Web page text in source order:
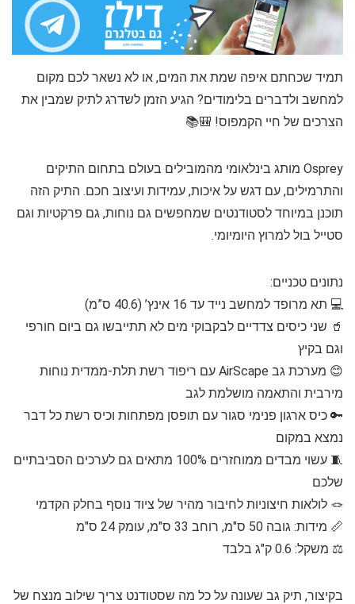
תמיד שכחתם איפה שמת את המים, או לא נשאר לכם מקום
למחשב ולדברים בלימודים? הגיע הזמן לשדרג לתיק שמבין את
הצרכים של חיי הקמפוס! 🎒📚
Osprey מותג בינלאומי מהמובילים בעולם בתחום התיקים
והתרמילים, עם דגש על איכות, עמידות ועיצוב חכם. התיק הזה
תוכנן במיוחד לסטודנטים שמחפשים גם נוחות, גם פרקטיות וגם
סטייל בול למרוץ היומיומי.
נתונים טכניים:
💻 תא מרופד למחשב נייד עד 16 אינץ’ (40.6 ס”מ)
🥤 שני כיסים צדדיים לבקבוקי מים לא תתייבשו גם ביום חורפי
וגם בקיץ
😊 מערכת גב AirScape עם ריפוד רשת תלת-ממדית נוחות
מירבית והתאמה מושלמת לגב
🔑 כיס ארגון פנימי סגור עם תופסן מפתחות וכיס רשת כל דבר
נמצא במקום
🧵 עשוי מבדים ממוחזרים 100% מתאים גם לערכים הסביבתיים
שלכם
🪢 לולאות חיצוניות לחיבור מהיר של ציוד נוסף בחלק הקדמי
📏 מידות: גובה 50 ס"מ, רוחב 33 ס"מ, עומק 24 ס"מ
⚖️ משקל: 0.6 ק"ג בלבד
בקיצור, תיק גב שעונה על כל מה שסטודנט צריך שילוב מנצח של